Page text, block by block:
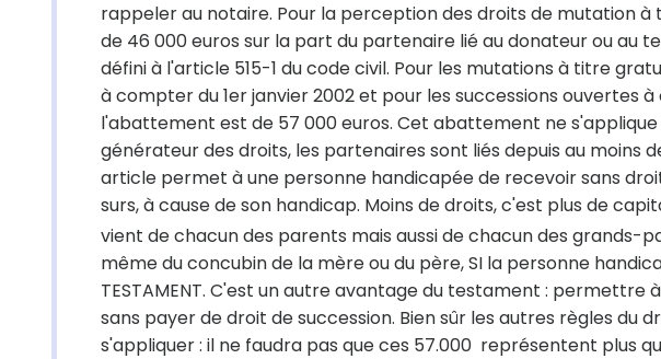
rappeler au notaire. Pour la perception des droits de mutation
de 46 000 euros sur la part du partenaire lié au donateur ou au
défini à l'article 515-1 du code civil. Pour les mutations à titre
à compter du 1er janvier 2002 et pour les successions
l'abattement est de 57 000 euros. Cet abattement ne s'applique
générateur des droits, les partenaires sont liés depuis au moins
article permet à une personne handicapée de recevoir sans
surs, à cause de son handicap. Moins de droits, c'est plus de
vient de chacun des parents mais aussi de chacun des grands-
même du concubin de la mère ou du père, SI la personne
TESTAMENT. C'est un autre avantage du testament :
sans payer de droit de succession. Bien sûr les autres règles du
s'appliquer : il ne faudra pas que ces 57.000  représentent plus